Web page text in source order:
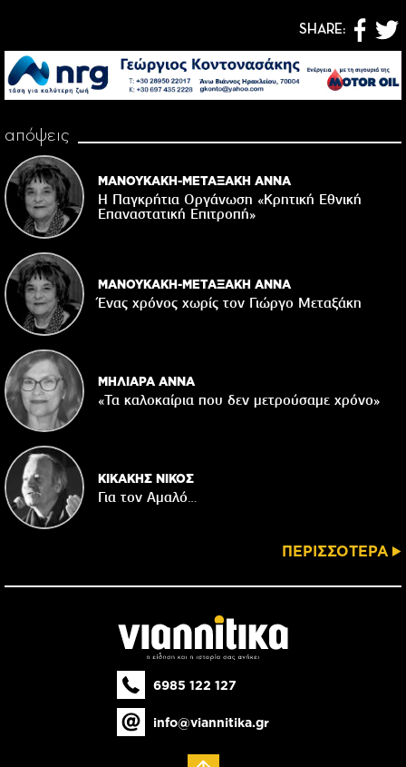
SHARE:
απόψεις
ΜΑΝΟΥΚΑΚΗ-ΜΕΤΑΞΑΚΗ ΑΝΝΑ
Η Παγκρήτια Οργάνωση «Κρητική Εθνική
Επαναστατική Eπιτροπή»
ΜΑΝΟΥΚΑΚΗ-ΜΕΤΑΞΑΚΗ ΑΝΝΑ
Ένας χρόνος χωρίς τον Γιώργο Μεταξάκη
ΜΗΛΙΑΡΑ ΑΝΝΑ
«Τα καλοκαίρια που δεν μετρούσαμε χρόνο»
ΚΙΚΑΚΗΣ ΝΙΚΟΣ
Για τον Αμαλό…
ΠΕΡΙΣΣΟΤΕΡΑ
6985 122 127
info@viannitika.gr